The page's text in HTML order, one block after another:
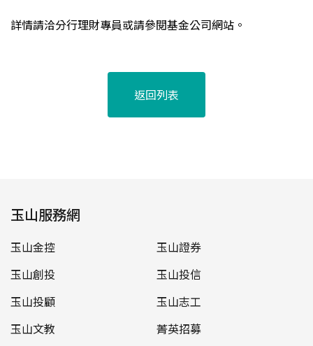
詳情請洽分行理財專員或請參閱基金公司網站。
返回列表
玉山服務網
玉山金控
玉山證券
玉山創投
玉山投信
玉山投顧
玉山志工
玉山文教
菁英招募